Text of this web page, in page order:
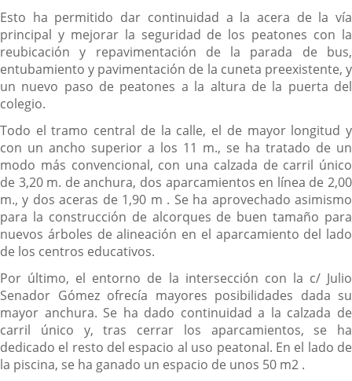
Esto ha permitido dar continuidad a la acera de la vía
principal y mejorar la seguridad de los peatones con la
reubicación y repavimentación de la parada de bus,
entubamiento y pavimentación de la cuneta preexistente, y
un nuevo paso de peatones a la altura de la puerta del
colegio.
Todo el tramo central de la calle, el de mayor longitud y
con un ancho superior a los 11 m., se ha tratado de un
modo más convencional, con una calzada de carril único
de 3,20 m. de anchura, dos aparcamientos en línea de 2,00
m., y dos aceras de 1,90 m . Se ha aprovechado asimismo
para la construcción de alcorques de buen tamaño para
nuevos árboles de alineación en el aparcamiento del lado
de los centros educativos.
Por último, el entorno de la intersección con la c/ Julio
Senador Gómez ofrecía mayores posibilidades dada su
mayor anchura. Se ha dado continuidad a la calzada de
carril único y, tras cerrar los aparcamientos, se ha
dedicado el resto del espacio al uso peatonal. En el lado de
la piscina, se ha ganado un espacio de unos 50 m2 .